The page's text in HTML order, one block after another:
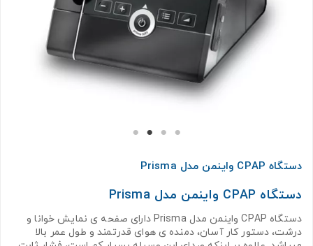
دستگاه CPAP واینمن مدل Prisma
دستگاه CPAP واینمن مدل Prisma
دستگاه CPAP واینمن مدل Prisma دارای صفحه ی نمایش خوانا و
درشت، دستور کار آسان، دمنده ی هوای قدرتمند و طول عمر بالا